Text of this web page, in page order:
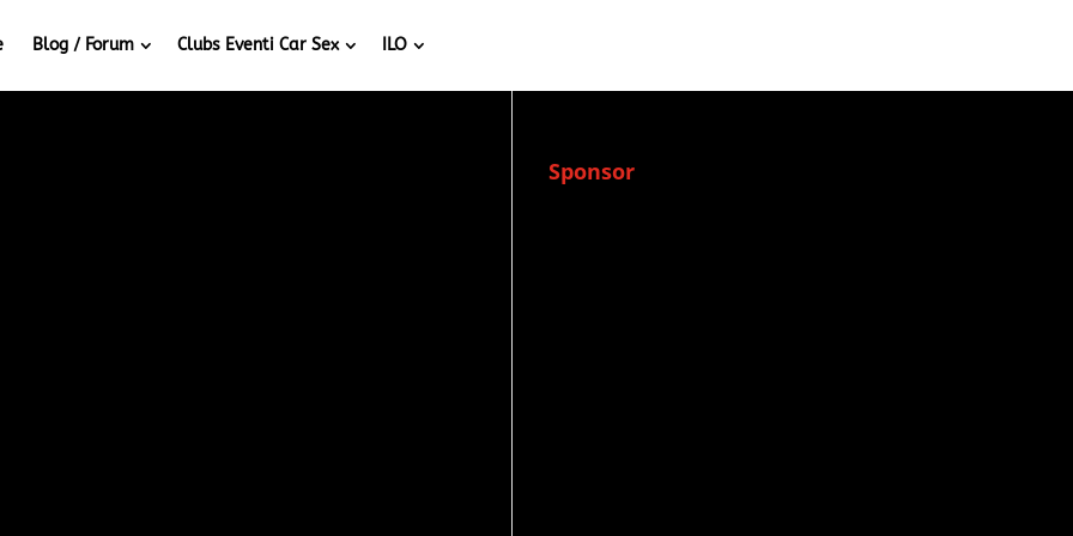
Blog / Forum Clubs Eventi Car Sex ILO
Sponsor